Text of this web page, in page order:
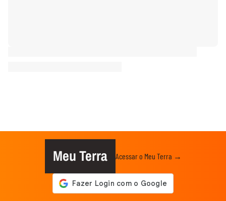
Meu Terra Acessar o Meu Terra →